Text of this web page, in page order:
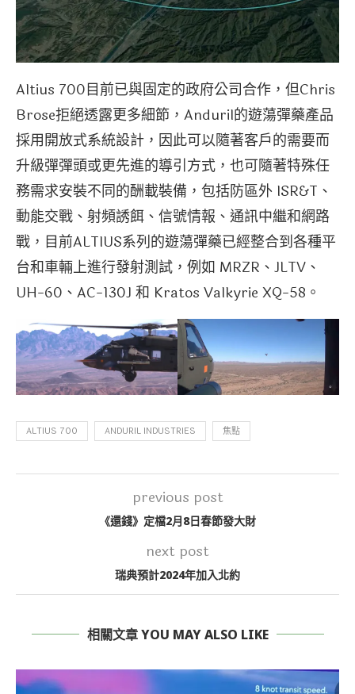
Altius 700目前已與固定的政府公司合作，但Chris
Brose拒絕透露更多細節，Anduril的遊蕩彈藥產品
採用開放式系統設計，因此可以隨著客戶的需要而
升級彈彈頭或更先進的導引方式，也可隨著特殊任
務需求安裝不同的酬載裝備，包括防區外 ISR&T、
動能交戰、射頻誘餌、信號情報、通訊中繼和網路
戰，目前ALTIUS系列的遊蕩彈藥已經整合到各種平
台和車輛上進行發射測試，例如 MRZR、JLTV、
UH-60、AC-130J 和 Kratos Valkyrie XQ-58。
ALTIUS 700 ANDURIL INDUSTRIES 焦點
previous post
《還錢》定檔2月8日春節發大財
next post
瑞典預計2024年加入北約
相關文章 YOU MAY ALSO LIKE